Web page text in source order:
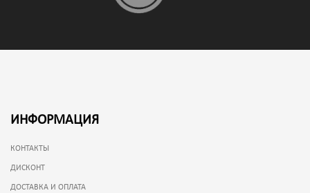
ИНФОРМАЦИЯ
КОНТАКТЫ
ДИСКОНТ
ДОСТАВКА И ОПЛАТА